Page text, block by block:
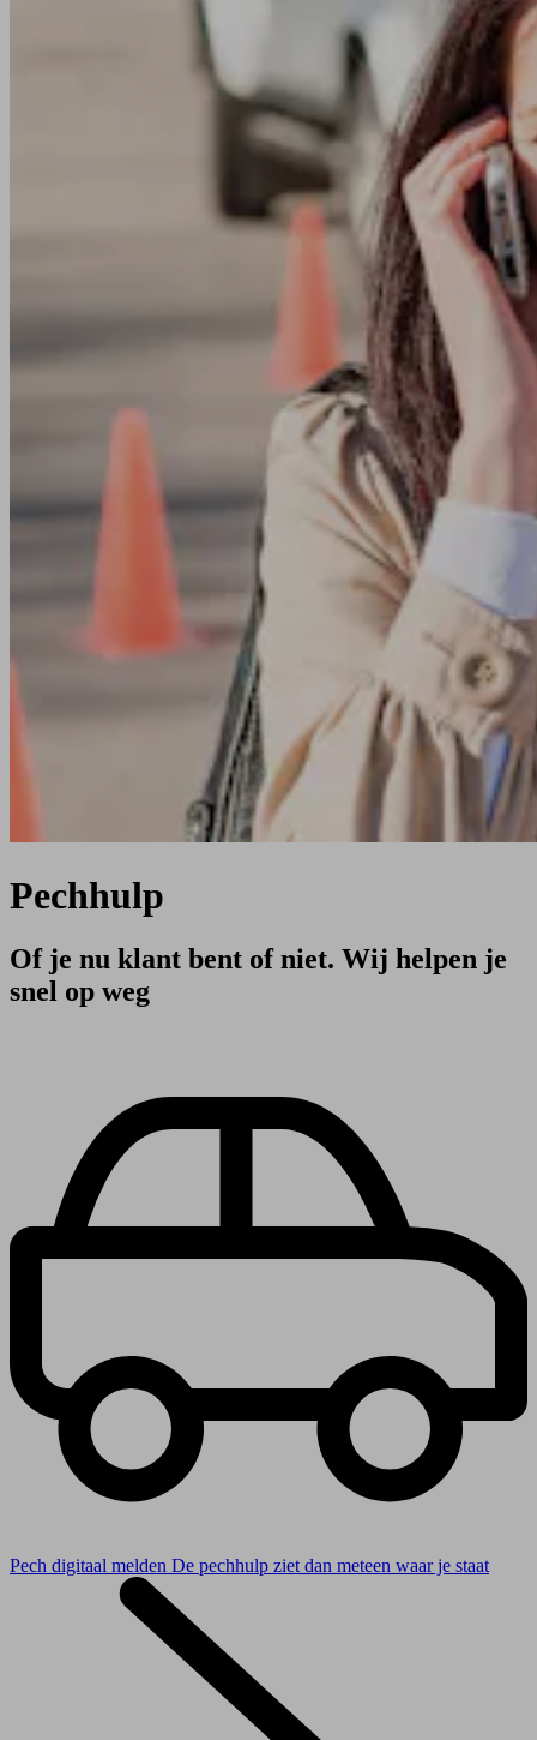
Pechhulp
Of je nu klant bent of niet. Wij helpen je
snel op weg
Pech digitaal melden De pechhulp ziet dan meteen waar je staat